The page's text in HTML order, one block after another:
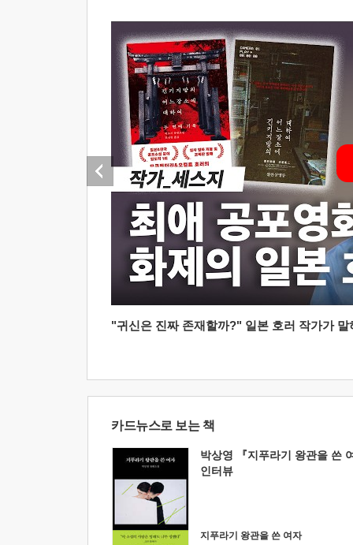
"귀신은 진짜 존재할까?" 일본 호러 작가가
카드뉴스로 보는 책
박상영 『지푸라기 왕관을 쓴
인터뷰
지푸라기 왕관을 쓴 여자